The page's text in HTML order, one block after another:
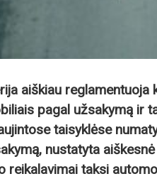
aiškiau reglamentuoja
pagal užsakymą ir
taisyklėse
nustatyta
reikalavimai taksi